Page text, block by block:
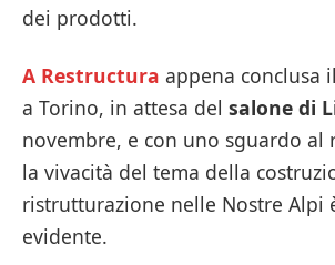
dei prodotti.
A Restructura appena conclusa
a Torino, in attesa del salone di
novembre, e con uno sguardo al
la vivacità del tema della
ristrutturazione nelle Nostre Alpi
evidente.